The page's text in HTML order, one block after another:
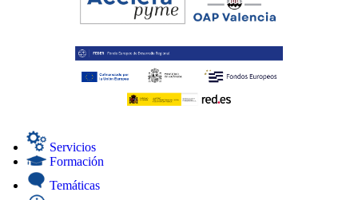
Servicios
Formación
Temáticas